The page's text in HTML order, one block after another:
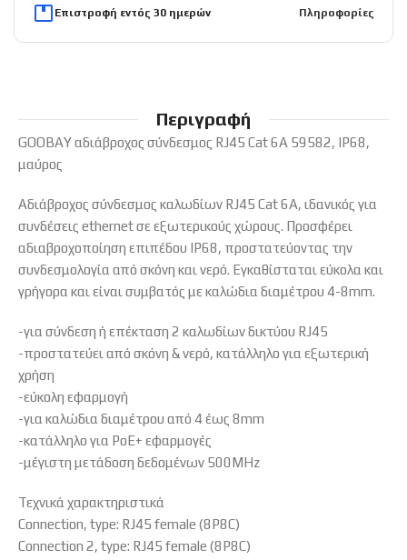
Επιστροφή εντός 30 ημερών Πληροφορίες
Περιγραφή
GOOBAY αδιάβροχος σύνδεσμος RJ45 Cat 6A 59582, IP68,
μαύρος
Αδιάβροχος σύνδεσμος καλωδίων RJ45 Cat 6A, ιδανικός για
συνδέσεις ethernet σε εξωτερικούς χώρους. Προσφέρει
αδιαβροχοποίηση επιπέδου IP68, προστατεύοντας την
συνδεσμολογία από σκόνη και νερό. Εγκαθίσταται εύκολα και
γρήγορα και είναι συμβατός με καλώδια διαμέτρου 4-8mm.
-για σύνδεση ή επέκταση 2 καλωδίων δικτύου RJ45
-προστατεύει από σκόνη & νερό, κατάλληλο για εξωτερική
χρήση
-εύκολη εφαρμογή
-για καλώδια διαμέτρου από 4 έως 8mm
-κατάλληλο για PoE+ εφαρμογές
-μέγιστη μετάδοση δεδομένων 500MHz
Τεχνικά χαρακτηριστικά
Connection, type: RJ45 female (8P8C)
Connection 2, type: RJ45 female (8P8C)